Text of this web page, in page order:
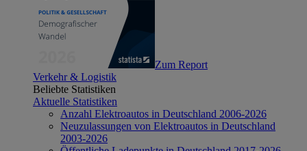
Zum Report
Verkehr & Logistik
Beliebte Statistiken
Aktuelle Statistiken
Anzahl Elektroautos in Deutschland 2006-2026
Neuzulassungen von Elektroautos in Deutschland
2003-2026